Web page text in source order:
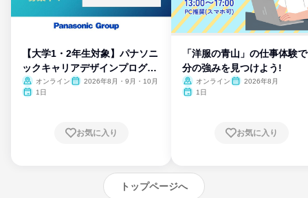
【大学1・2年生対象】パナソニ
ックキャリアデザインプログラ
ム
オンライン
2026年8月・9月・10月
1日
お気に入り
「洋服の青山」の仕事体験
分の強みを見つけよう!
オンライン
2026年8月
1日
お気に入り
トップページへ